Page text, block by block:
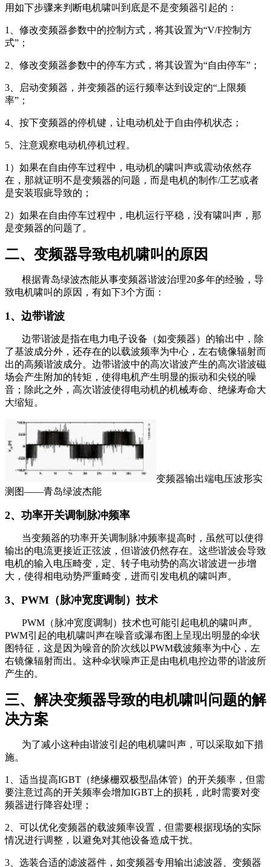
用如下步骤来判断电机啸叫到底是不是变频器引起的：
1、修改变频器参数中的控制方式，将其设置为“V/F控制方
式”；
2、修改变频器参数中的停车方式，将其设置为“自由停车”；
3、启动变频器，并变频器的运行频率达到设定的“上限频
率”；
4、按下变频器的停机键，让电动机处于自由停机状态；
5、注意观察电动机停机过程。
1）如果在自由停车过程中，电动机的啸叫声或震动依然存
在，那就证明不是变频器的问题，而是电机的制作/工艺或者
是安装瑕疵导致的；
2）如果在自由停车过程中，电机运行平稳，没有啸叫声，那
是变频器的问题了。
二、变频器导致电机啸叫的原因
根据青岛绿波杰能从事变频器谐波治理20多年的经验，导
致电机啸叫的原因，有如下3个方面：
1、边带谐波
边带谐波是指在电力电子设备（如变频器）的输出中，除
了基波成分外，还存在的以载波频率为中心，左右镜像辐射而
出的高频谐波成分‌。边带谐波中的高次谐波产生的高次谐波磁
场会产生附加的转矩，使得电机产生明显的振动和尖锐的噪
音；除此之外，高次谐波使得电动机的机械寿命、绝缘寿命大
大缩短。
变频器输出端电压波形实
测图——青岛绿波杰能
2、功率开关调制脉冲频率
当变频器的功率开关调制脉冲频率提高时，虽然可以使得
输出的电流更接近正弦波，但谐波仍然存在。这些谐波会导致
电机的输入电压畸变，定、转子电动势的高次谐波进一步增
大，使得相电动势严重畸变，进而引发电机的啸叫声‌。
3、PWM（脉冲宽度调制）技术
PWM（脉冲宽度调制）技术也可能引起电机的啸叫声。
PWM引起的电机啸叫声在噪音或瀑布图上呈现出明显的伞状
图特征，这是因为噪音的阶次线以PWM载波频率为中心，左
右镜像辐射而出‌。这种伞状噪声正是由电机电控边带的谐波所
产生的。
三、解决变频器导致的电机啸叫问题的解
决方案
为了减小这种由谐波引起的电机啸叫声，可以采取如下措
施。
1、适当提高IGBT（绝缘栅双极型晶体管）的开关频率，但需
要注意过高的开关频率会增加IGBT上的损耗，此时需要对变
频器进行降容处理；
2、可以优化变频器的载波频率设置，但需要根据现场的实际
情况进行调整，以避免对其他设备造成干扰‌。
3、选装合适的滤波器件，如变频器专用输出滤波器、变频器